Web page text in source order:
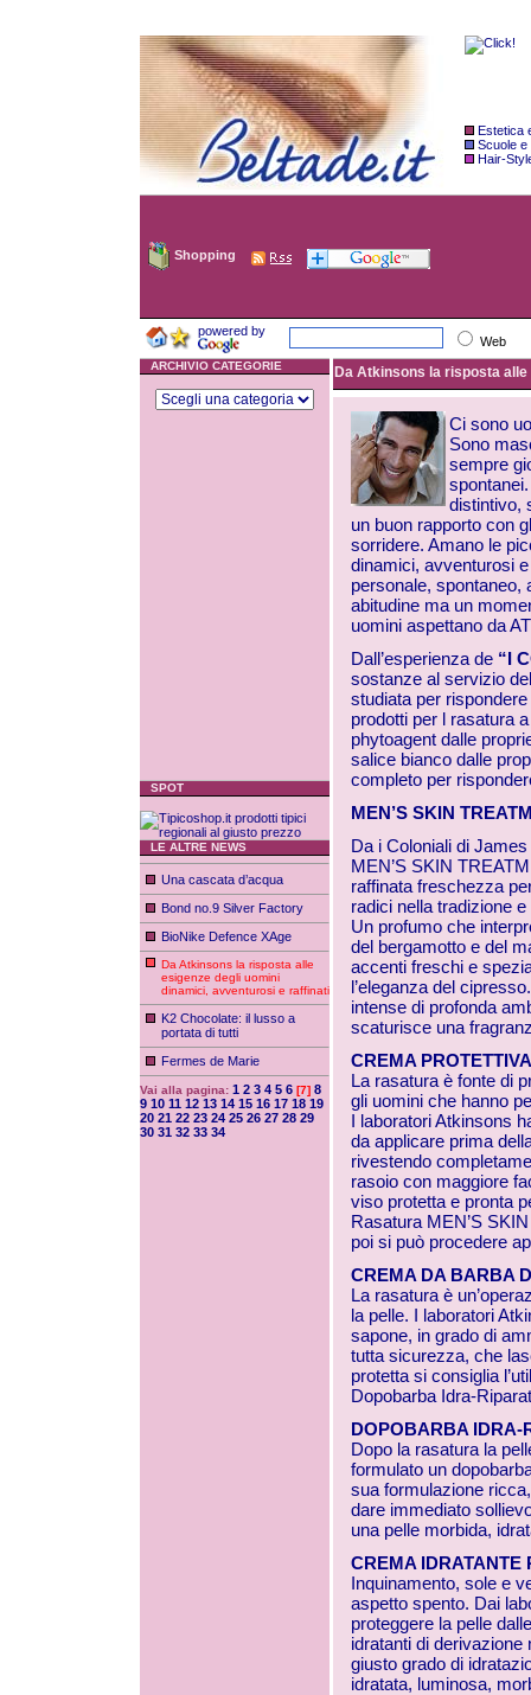
Estetica
Scuole e
Hair-
Shopping
powered by
Web
ARCHIVIO CATEGORIE
SPOT
LE ALTRE NEWS
Una cascata d’acqua
Bond no.9 Silver Factory
BioNike Defence XAge
Da Atkinsons la risposta alle
esigenze degli uomini
dinamici, avventurosi e raffinati
K2 Chocolate: il lusso a
portata di tutti
Fermes de Marie
Vai alla pagina: 1 2 3 4 5 6 [7] 8
9 10 11 12 13 14 15 16 17 18 19
20 21 22 23 24 25 26 27 28 29
30 31 32 33 34
Da Atkinsons la risposta
Ci sono
Sono
sempre
distintivo,
un buon rapporto con
sorridere. Amano le
dinamici, avventurosi
personale, spontaneo,
abitudine ma un
uomini aspettano da
Dall’esperienza de “I
sostanze al servizio
studiata per
prodotti per l rasatura
phytoagent dalle
salice bianco dalle
completo per
MEN’S SKIN
Da i Coloniali di
MEN’S SKIN
raffinata freschezza
radici nella tradizione
Un profumo che
del bergamotto e del
accenti freschi e
l’eleganza del
intense di profonda
scaturisce una
CREMA
La rasatura è fonte di
gli uomini che hanno
I laboratori Atkinsons
da applicare prima
rivestendo
rasoio con maggiore
viso protetta e pronta
Rasatura MEN’S
poi si può procedere
CREMA DA BARBA
La rasatura è
la pelle. I laboratori
sapone, in grado di
tutta sicurezza, che
protetta si consiglia
Dopobarba Idra-
DOPOBARBA IDRA-
Dopo la rasatura la
formulato un
sua formulazione
dare immediato
una pelle morbida,
CREMA IDRATANTE
Inquinamento, sole e
aspetto spento. Dai
proteggere la pelle
idratanti di derivazione
giusto grado di
idratata, luminosa,